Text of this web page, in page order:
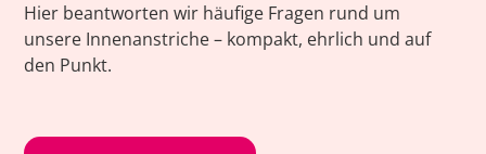
Hier beantworten wir häufige Fragen rund um
unsere Innenanstriche – kompakt, ehrlich und auf
den Punkt.